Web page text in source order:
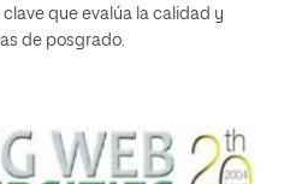
clave que evalúa la calidad y
de posgrado.